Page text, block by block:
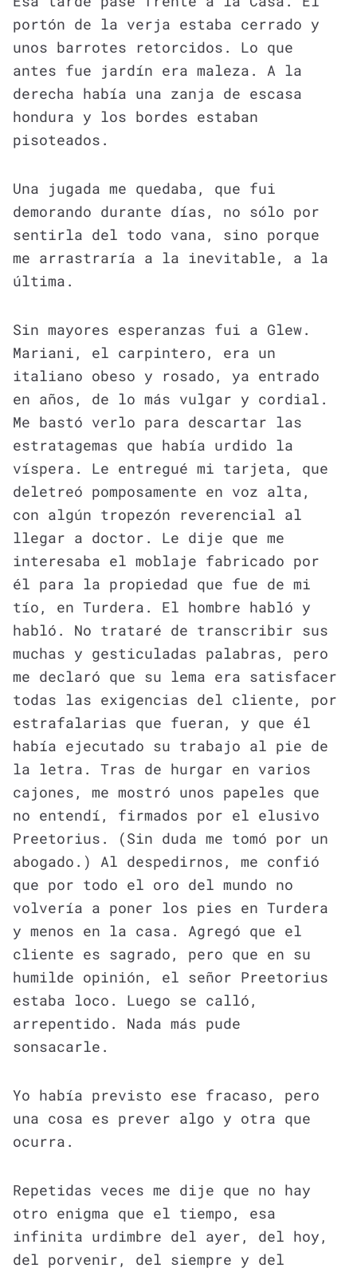
portón de la verja estaba cerrado y
unos barrotes retorcidos. Lo que
antes fue jardín era maleza. A la
derecha había una zanja de escasa
hondura y los bordes estaban
pisoteados.
Una jugada me quedaba, que fui
demorando durante días, no sólo por
sentirla del todo vana, sino porque
me arrastraría a la inevitable, a la
última.
Sin mayores esperanzas fui a Glew.
Mariani, el carpintero, era un
italiano obeso y rosado, ya entrado
en años, de lo más vulgar y cordial.
Me bastó verlo para descartar las
estratagemas que había urdido la
víspera. Le entregué mi tarjeta, que
deletreó pomposamente en voz alta,
con algún tropezón reverencial al
llegar a doctor. Le dije que me
interesaba el moblaje fabricado por
él para la propiedad que fue de mi
tío, en Turdera. El hombre habló y
habló. No trataré de transcribir sus
muchas y gesticuladas palabras, pero
me declaró que su lema era satisfacer
todas las exigencias del cliente, por
estrafalarias que fueran, y que él
había ejecutado su trabajo al pie de
la letra. Tras de hurgar en varios
cajones, me mostró unos papeles que
no entendí, firmados por el elusivo
Preetorius. (Sin duda me tomó por un
abogado.) Al despedirnos, me confió
que por todo el oro del mundo no
volvería a poner los pies en Turdera
y menos en la casa. Agregó que el
cliente es sagrado, pero que en su
humilde opinión, el señor Preetorius
estaba loco. Luego se calló,
arrepentido. Nada más pude
sonsacarle.
Yo había previsto ese fracaso, pero
una cosa es prever algo y otra que
ocurra.
Repetidas veces me dije que no hay
otro enigma que el tiempo, esa
infinita urdimbre del ayer, del hoy,
del porvenir, del siempre y del